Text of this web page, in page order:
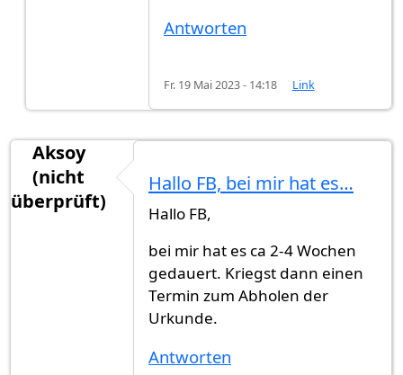
Antworten
Fr. 19 Mai 2023 - 14:18 Link
Aksoy
(nicht
überprüft)
Hallo FB, bei mir hat es…
Hallo FB,
bei mir hat es ca 2-4 Wochen
gedauert. Kriegst dann einen
Termin zum Abholen der
Urkunde.
Antworten